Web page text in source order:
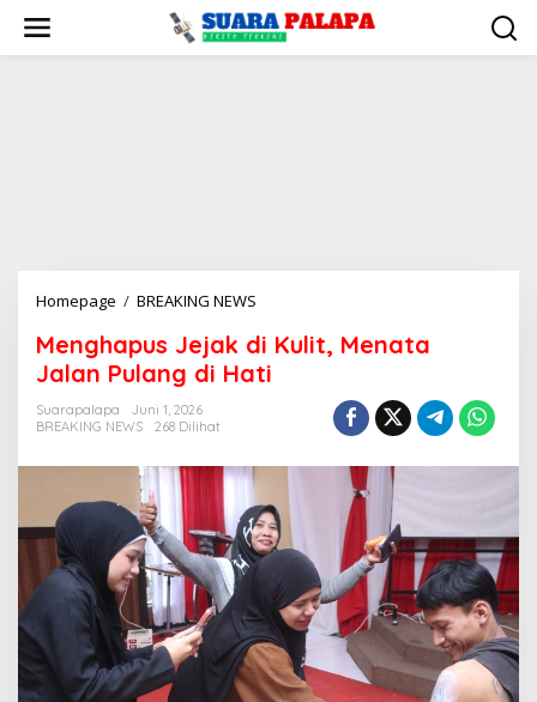
konten
Homepage / BREAKING NEWS
di
Kulit,
di
Menghapus Jejak di Kulit, Menata
Jalan Pulang di Hati
Suarapalapa
Juni 1, 2026
BREAKING NEWS
268 Dilihat